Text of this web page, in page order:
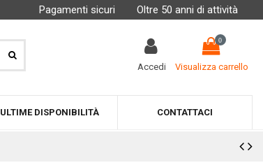
Pagamenti sicuri Oltre 50 anni di attività
Accedi
0
Visualizza carrello
ULTIME DISPONIBILITÀ CONTATTACI